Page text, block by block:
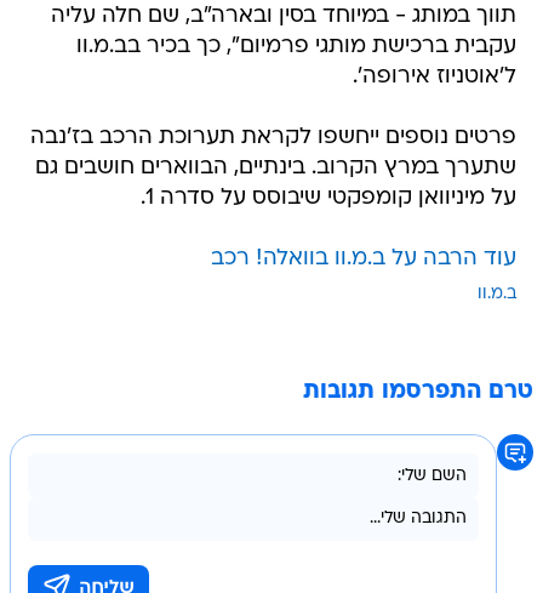
תווך במותג - במיוחד בסין ובארה"ב, שם חלה עליה
עקבית ברכישת מותגי פרמיום", כך בכיר בב.מ.וו
ל'אוטניוז אירופה'.
פרטים נוספים ייחשפו לקראת תערוכת הרכב בז'נבה
שתערך במרץ הקרוב. בינתיים, הבווארים חושבים גם
על מיניוואן קומפקטי שיבוסס על סדרה 1.
עוד הרבה על ב.מ.וו בוואלה! רכב
ב.מ.וו
טרם התפרסמו תגובות